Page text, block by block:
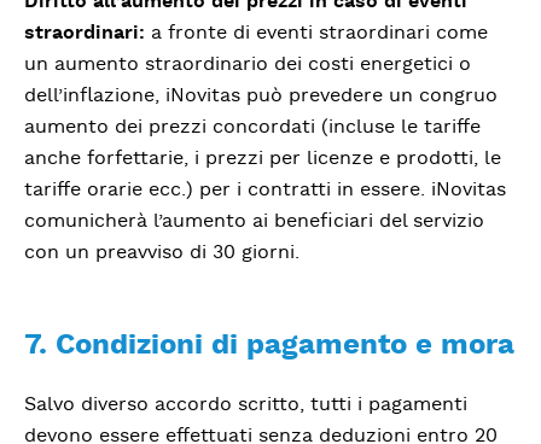
straordinari: a fronte di eventi straordinari come
un aumento straordinario dei costi energetici o
dell’inflazione, iNovitas può prevedere un congruo
aumento dei prezzi concordati (incluse le tariffe
anche forfettarie, i prezzi per licenze e prodotti, le
tariffe orarie ecc.) per i contratti in essere. iNovitas
comunicherà l’aumento ai beneficiari del servizio
con un preavviso di 30 giorni.
7. Condizioni di pagamento e mora
Salvo diverso accordo scritto, tutti i pagamenti
devono essere effettuati senza deduzioni entro 20